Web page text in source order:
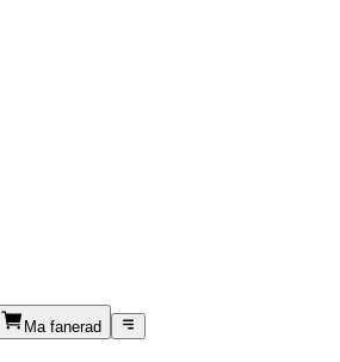
Ma fanerad